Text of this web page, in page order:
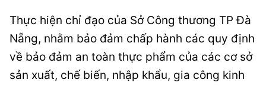
Thực hiện chỉ đạo của Sở Công thương TP Đà
Nẵng, nhằm bảo đảm chấp hành các quy định
về bảo đảm an toàn thực phẩm của các cơ sở
sản xuất, chế biến, nhập khẩu, gia công kinh